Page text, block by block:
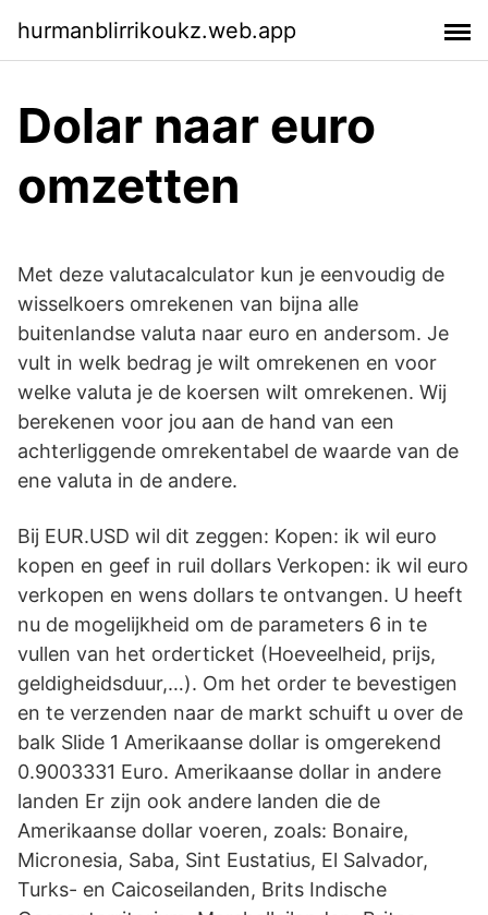
hurmanblirrikoukz.web.app
Dolar naar euro
omzetten
Met deze valutacalculator kun je eenvoudig de
wisselkoers omrekenen van bijna alle
buitenlandse valuta naar euro en andersom. Je
vult in welk bedrag je wilt omrekenen en voor
welke valuta je de koersen wilt omrekenen. Wij
berekenen voor jou aan de hand van een
achterliggende omrekentabel de waarde van de
ene valuta in de andere.
Bij EUR.USD wil dit zeggen: Kopen: ik wil euro
kopen en geef in ruil dollars Verkopen: ik wil euro
verkopen en wens dollars te ontvangen. U heeft
nu de mogelijkheid om de parameters 6 in te
vullen van het orderticket (Hoeveelheid, prijs,
geldigheidsduur,…). Om het order te bevestigen
en te verzenden naar de markt schuift u over de
balk Slide 1 Amerikaanse dollar is omgerekend
0.9003331 Euro. Amerikaanse dollar in andere
landen Er zijn ook andere landen die de
Amerikaanse dollar voeren, zoals: Bonaire,
Micronesia, Saba, Sint Eustatius, El Salvador,
Turks- en Caicoseilanden, Brits Indische